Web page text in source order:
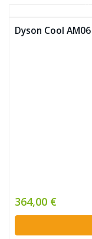
Dyson Cool AM06
364,00 €